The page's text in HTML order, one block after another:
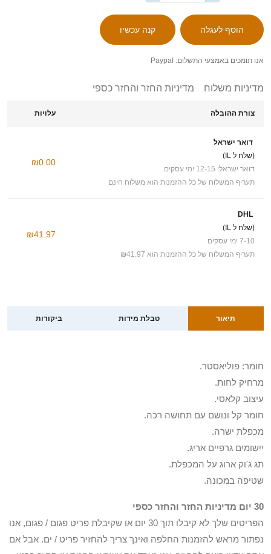
אנו תומכים באמצעי התשלום: Paypal
מדיניות משלוח מדיניות החזר והחזר כספי
צורת ההובלה עלויות
דואר ישראל
(שלח ל IL)
דואר ישראל: 12-15 ימי עסקים
תעריף המשלוח של כל ההזמנות הוא משלוח חינם
₪0.00
DHL
(שלח ל IL)
7-10 ימי עסקים
תעריף המשלוח של כל ההזמנות הוא ₪41.97
₪41.97
תיאור טבלת מידות ביקורות
חומר: פוליאסטר.
מרחיק לחות.
עיצוב קלאסי.
חומר קל ונושם עם תחושה רכה.
מכפלת ישרה.
יישומים גרפיים אריג.
תג ג'וק ארוג על המכפלת.
שטיפה במכונה.
30 יום מדיניות החזר והחזר כספי
הפריטים שלך לא קיבלו תוך 30 יום או שקיבלת פריט פגום / פגום, אנו
נפתור מראש להזמנות החלפה ואינך צריך להחזיר פריט / ים. אבל אם